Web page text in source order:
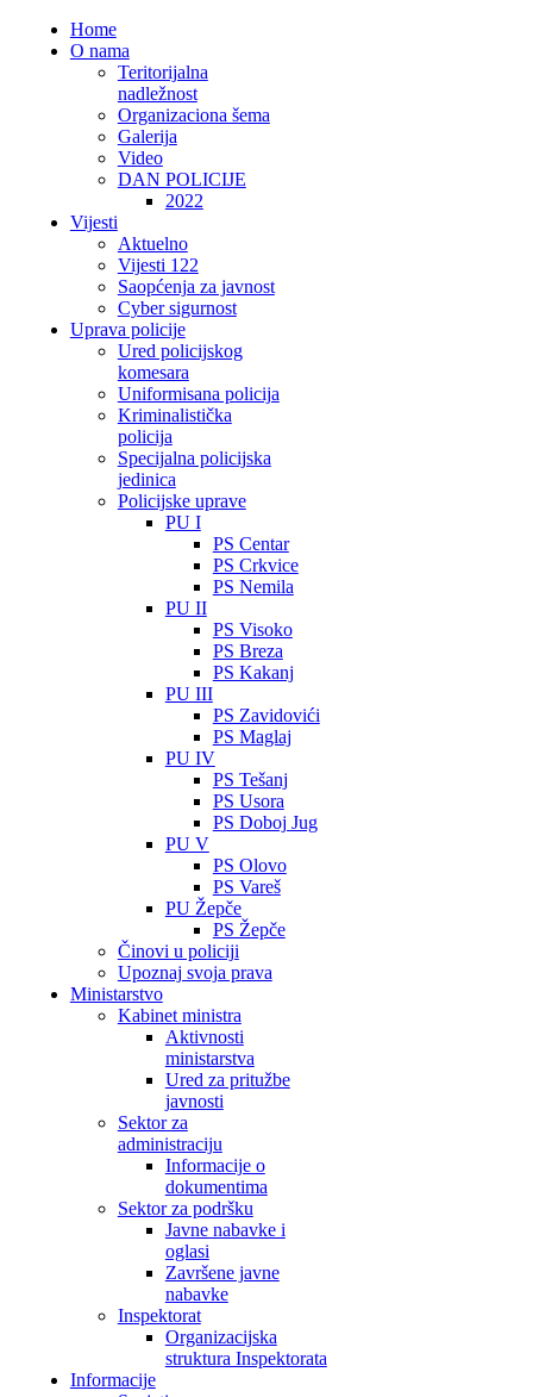
Home
O nama
Teritorijalna
nadležnost
Organizaciona šema
Galerija
Video
DAN POLICIJE
2022
Vijesti
Aktuelno
Vijesti 122
Saopćenja za javnost
Cyber sigurnost
Uprava policije
Ured policijskog
komesara
Uniformisana policija
Kriminalistička
policija
Specijalna policijska
jedinica
Policijske uprave
PU I
PS Centar
PS Crkvice
PS Nemila
PU II
PS Visoko
PS Breza
PS Kakanj
PU III
PS Zavidovići
PS Maglaj
PU IV
PS Tešanj
PS Usora
PS Doboj Jug
PU V
PS Olovo
PS Vareš
PU Žepče
PS Žepče
Činovi u policiji
Upoznaj svoja prava
Ministarstvo
Kabinet ministra
Aktivnosti
ministarstva
Ured za pritužbe
javnosti
Sektor za
administraciju
Informacije o
dokumentima
Sektor za podršku
Javne nabavke i
oglasi
Završene javne
nabavke
Inspektorat
Organizacijska
struktura Inspektorata
Informacije